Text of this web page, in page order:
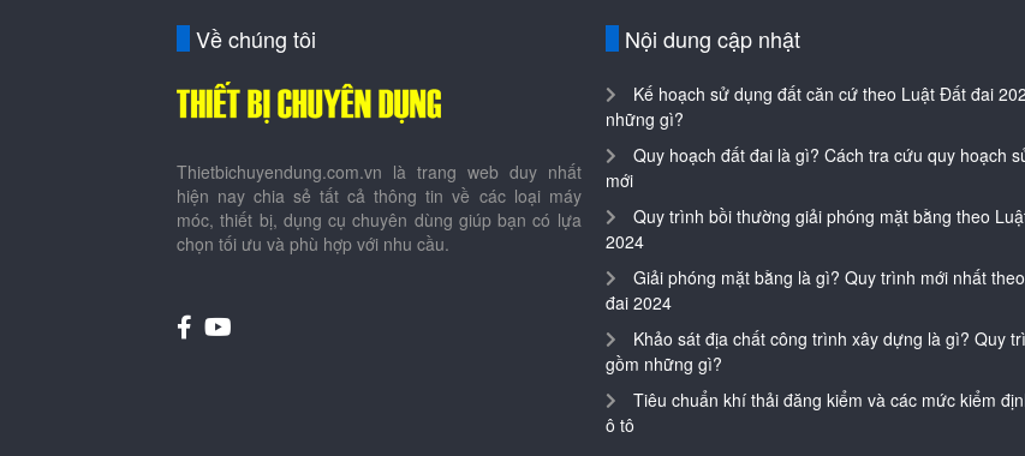
Nội dung cập nhật
Kế hoạch sử dụng đất căn cứ theo Luật Đất đai
những gì?
Quy hoạch đất đai là gì? Cách tra cứu quy hoạch
mới
Quy trình bồi thường giải phóng mặt bằng theo
2024
Giải phóng mặt bằng là gì? Quy trình mới nhất
đai 2024
Khảo sát địa chất công trình xây dựng là gì? Quy
gồm những gì?
Tiêu chuẩn khí thải đăng kiểm và các mức kiểm
ô tô
Về chúng tôi
Thietbichuyendung.com.vn là trang web duy nhất
hiện nay chia sẻ tất cả thông tin về các loại máy
móc, thiết bị, dụng cụ chuyên dùng giúp bạn có lựa
chọn tối ưu và phù hợp với nhu cầu.